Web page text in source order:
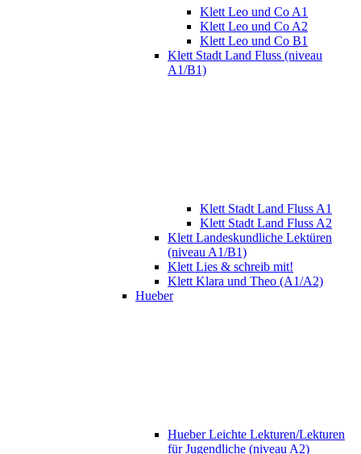
Klett Leo und Co A1
Klett Leo und Co A2
Klett Leo und Co B1
Klett Stadt Land Fluss (niveau
A1/B1)
Klett Stadt Land Fluss A1
Klett Stadt Land Fluss A2
Klett Landeskundliche Lektüren
(niveau A1/B1)
Klett Lies & schreib mit!
Klett Klara und Theo (A1/A2)
Hueber
Hueber Leichte Lekturen/Lekturen
für Jugendliche (niveau A2)